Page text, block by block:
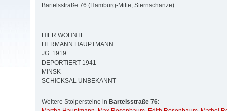
Bartelsstraße 76 (Hamburg-Mitte, Sternschanze)
HIER WOHNTE
HERMANN HAUPTMANN
JG. 1919
DEPORTIERT 1941
MINSK
SCHICKSAL UNBEKANNT
Weitere Stolpersteine in Bartelsstraße 76: